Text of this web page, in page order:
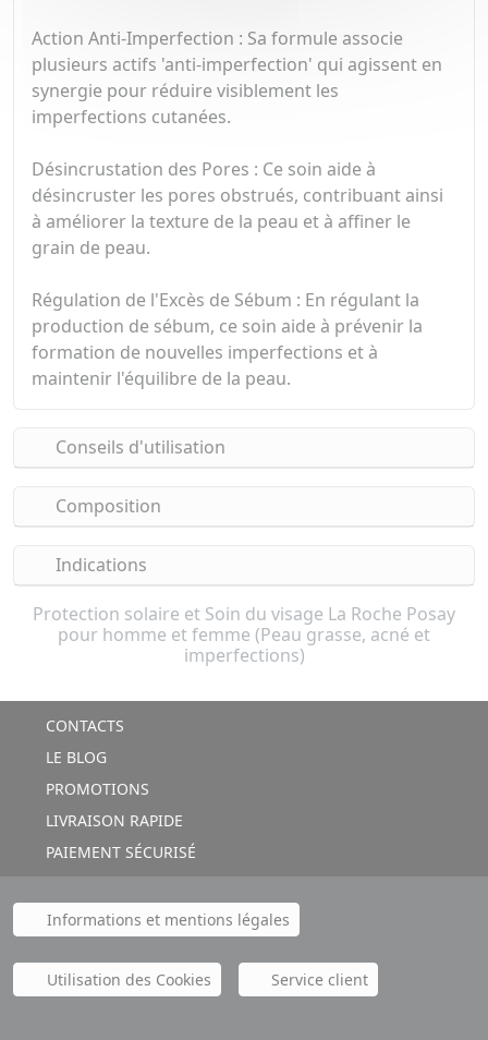
Action Anti-Imperfection : Sa formule associe
plusieurs actifs 'anti-imperfection' qui agissent en
synergie pour réduire visiblement les
imperfections cutanées.
Désincrustation des Pores : Ce soin aide à
désincruster les pores obstrués, contribuant ainsi
à améliorer la texture de la peau et à affiner le
grain de peau.
Régulation de l'Excès de Sébum : En régulant la
production de sébum, ce soin aide à prévenir la
formation de nouvelles imperfections et à
maintenir l'équilibre de la peau.
Conseils d'utilisation
Composition
Indications
Protection solaire et Soin du visage La Roche Posay
pour homme et femme (Peau grasse, acné et
imperfections)
CONTACTS
LE BLOG
PROMOTIONS
LIVRAISON RAPIDE
PAIEMENT SÉCURISÉ
Informations et mentions légales
Utilisation des Cookies Service client